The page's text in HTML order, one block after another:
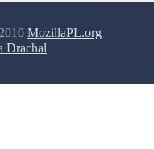
MozillaPL.org
Drachal